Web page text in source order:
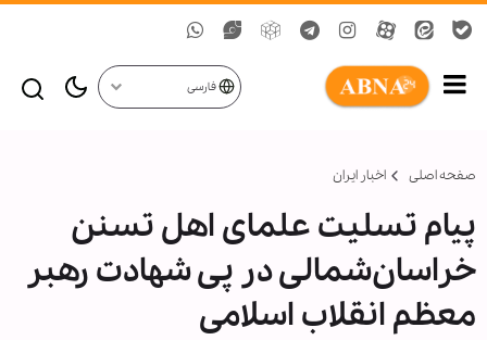
فارسی
صفحه اصلی اخبار ایران
پیام تسلیت علمای اهل تسنن
خراسان‌شمالی در پی شهادت رهبر
معظم انقلاب اسلامی